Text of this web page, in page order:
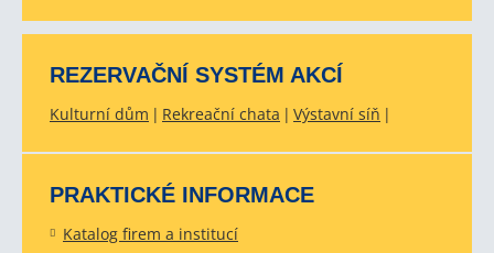
REZERVAČNÍ SYSTÉM AKCÍ
Kulturní dům Rekreační chata Výstavní síň
PRAKTICKÉ INFORMACE
Katalog firem a institucí